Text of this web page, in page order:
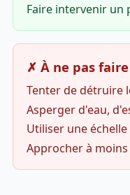
Faire intervenir un
✗ À ne pas faire
Tenter de détruire
Asperger d'eau,
Utiliser une échelle
Approcher à moins